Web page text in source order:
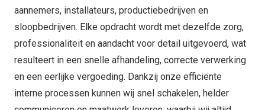
aannemers, installateurs, productiebedrijven en
sloopbedrijven. Elke opdracht wordt met dezelfde zorg,
professionaliteit en aandacht voor detail uitgevoerd, wat
resulteert in een snelle afhandeling, correcte verwerking
en een eerlijke vergoeding. Dankzij onze efficiënte
interne processen kunnen wij snel schakelen, helder